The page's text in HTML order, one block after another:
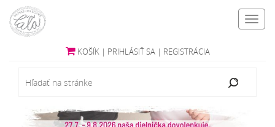
KOŠÍK | PRIHLÁSIŤ SA | REGISTRÁCIA